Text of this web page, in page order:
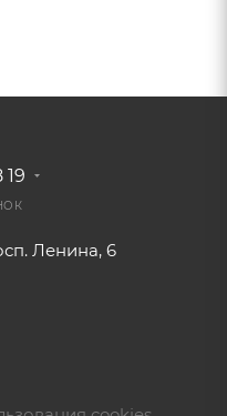
19
Ленина, 6